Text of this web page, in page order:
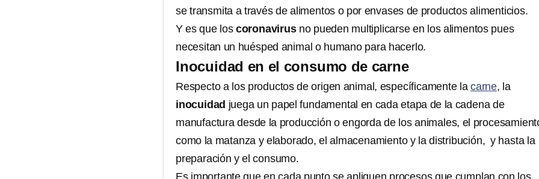
se transmita a través de alimentos o por envases de productos alimenticios.
Y es que los coronavirusno pueden multiplicarse en los alimentos pues
necesitan un huésped animal o humano para hacerlo.
Inocuidad en el consumo de carne
Respecto a los productos de origen animal, específicamente la carne, la
inocuidad juega un papel fundamental en cada etapa de la cadena de
manufactura desde la producción o engorda de los animales, el
como la matanza y elaborado, el almacenamiento y la distribución, y hasta la
preparación y el consumo.
Es importante que en cada punto se apliquen procesos que cumplan con los